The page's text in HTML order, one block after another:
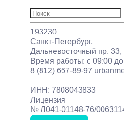
Найти:
193230,
Санкт-Петербург,
Дальневосточный пр. 33,
Время работы: с 09:00
8 (812) 667-89-97
ИНН: 7808043833
Лицензия
№ Л041-01148-76/